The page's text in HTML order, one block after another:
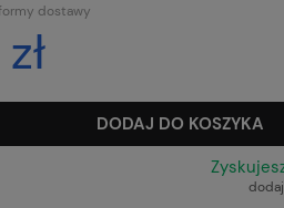
dostawy
DODAJ DO KOSZYKA